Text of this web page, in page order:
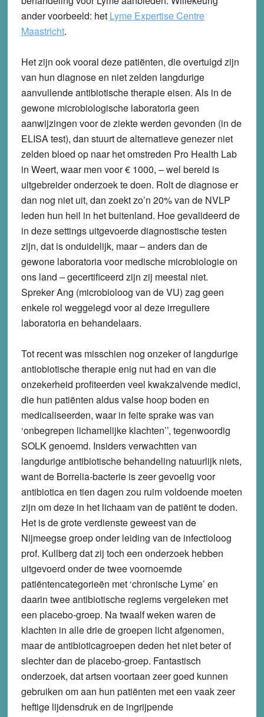
ander voorbeeld: het Lyme Expertise Centre
Maastricht.
Het zijn ook vooral deze patiënten, die overtuigd zijn
van hun diagnose en niet zelden langdurige
aanvullende antibiotische therapie eisen. Als in de
gewone microbiologische laboratoria geen
aanwijzingen voor de ziekte werden gevonden (in de
ELISA test), dan stuurt de alternatieve genezer niet
zelden bloed op naar het omstreden Pro Health Lab
in Weert, waar men voor € 1000, – wel bereid is
uitgebreider onderzoek te doen. Rolt de diagnose er
dan nog niet uit, dan zoekt zo’n 20% van de NVLP
leden hun heil in het buitenland. Hoe gevalideerd de
in deze settings uitgevoerde diagnostische testen
zijn, dat is onduidelijk, maar – anders dan de
gewone laboratoria voor medische microbiologie on
ons land – gecertificeerd zijn zij meestal niet.
Spreker Ang (microbioloog van de VU) zag geen
enkele rol weggelegd voor al deze irreguliere
laboratoria en behandelaars.
Tot recent was misschien nog onzeker of langdurige
antiobiotische therapie enig nut had en van die
onzekerheid profiteerden veel kwakzalvende medici,
die hun patiënten aldus valse hoop boden en
medicaliseerden, waar in feite sprake was van
‘onbegrepen lichamelijke klachten’’, tegenwoordig
SOLK genoemd. Insiders verwachtten van
langdurige antibiotische behandeling natuurlijk niets,
want de Borrelia-bacterie is zeer gevoelig voor
antibiotica en tien dagen zou ruim voldoende moeten
zijn om deze in het lichaam van de patiënt te doden.
Het is de grote verdienste geweest van de
Nijmeegse groep onder leiding van de infectioloog
prof. Kullberg dat zij toch een onderzoek hebben
uitgevoerd onder de twee voornoemde
patiëntencategorieën met ‘chronische Lyme’ en
daarin twee antibiotische regiems vergeleken met
een placebo-groep. Na twaalf weken waren de
klachten in alle drie de groepen licht afgenomen,
maar de antibioticagroepen deden het niet beter of
slechter dan de placebo-groep. Fantastisch
onderzoek, dat artsen voortaan zeer goed kunnen
gebruiken om aan hun patiënten met een vaak zeer
heftige lijdensdruk en de ingrijpende